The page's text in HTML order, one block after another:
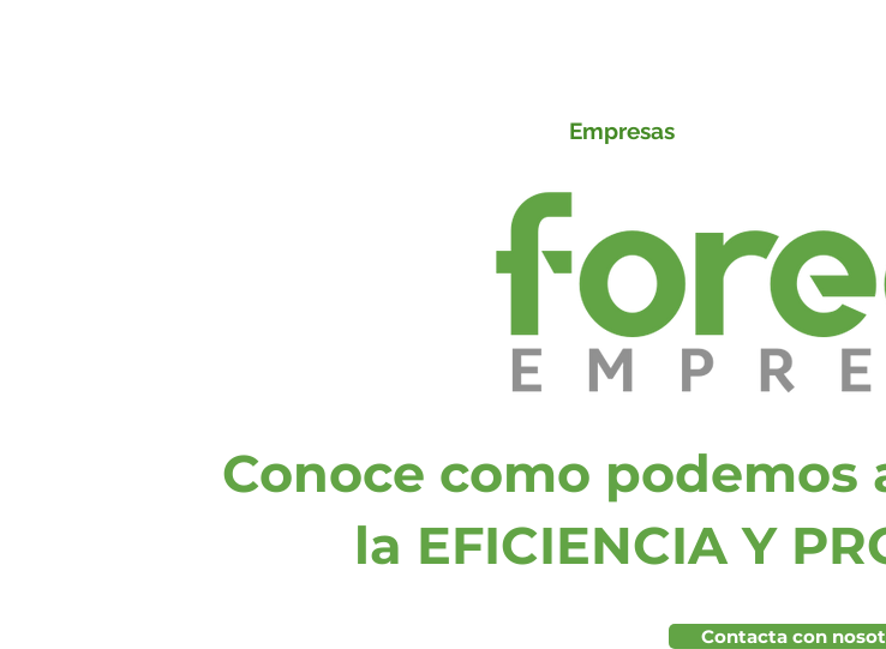
Empresas
Conoce como
la EFICIENCIA Y
Contacta con